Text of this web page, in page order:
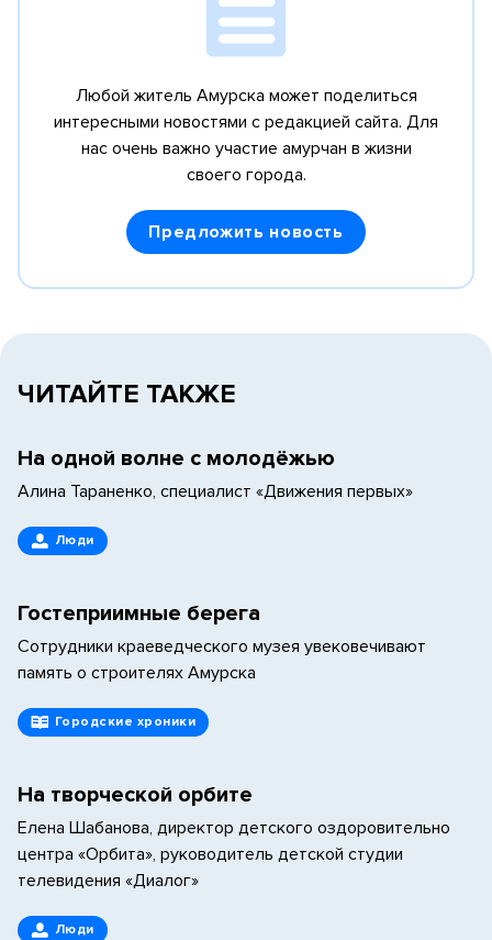
Любой житель Амурска может поделиться
интересными новостями с редакцией сайта. Для
нас очень важно участие амурчан в жизни
своего города.
Предложить новость
ЧИТАЙТЕ ТАКЖЕ
На одной волне с молодёжью
Алина Тараненко, специалист «Движения первых»
Люди
Гостеприимные берега
Сотрудники краеведческого музея увековечивают
память о строителях Амурска
Городские хроники
На творческой орбите
Елена Шабанова, директор детского оздоровительно
центра «Орбита», руководитель детской студии
телевидения «Диалог»
Люди